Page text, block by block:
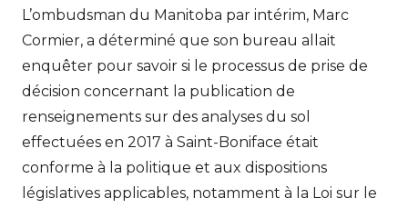
L’ombudsman du Manitoba par intérim, Marc
Cormier, a déterminé que son bureau allait
enquêter pour savoir si le processus de prise de
décision concernant la publication de
renseignements sur des analyses du sol
effectuées en 2017 à Saint-Boniface était
conforme à la politique et aux dispositions
législatives applicables, notamment à la Loi sur le